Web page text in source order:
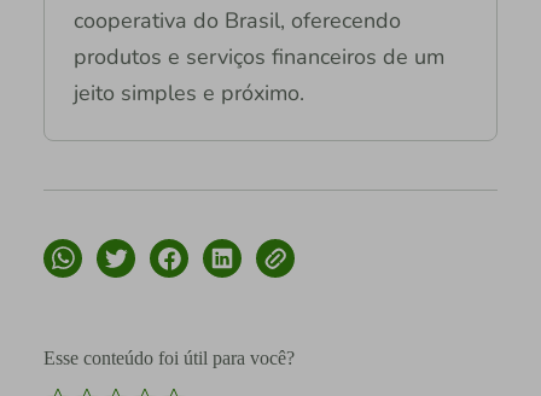
cooperativa do Brasil, oferecendo
produtos e serviços financeiros de um
jeito simples e próximo.
Esse conteúdo foi útil para você?